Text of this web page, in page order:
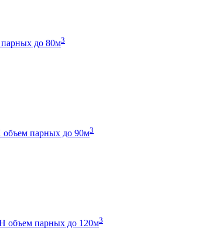
до 80м3
объем парных до 90м3
объем парных до 120м3